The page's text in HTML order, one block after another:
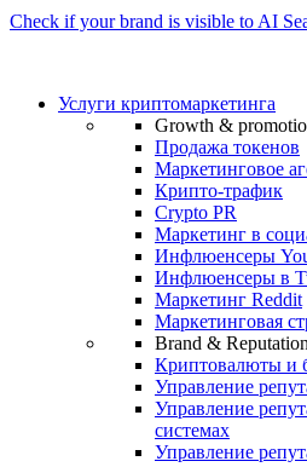
Check if your brand is visible to AI
Услуги криптомаркетинга
Growth &
Продажа токенов
Маркетинговое
Крипто-трафик
Crypto PR
Маркетинг в
Инфлюенсеры
Инфлюенсеры в
Маркетинг Reddit
Маркетинговая
Brand & Reputation
Криптовалюты и
Управление
Управление
системах
Управление